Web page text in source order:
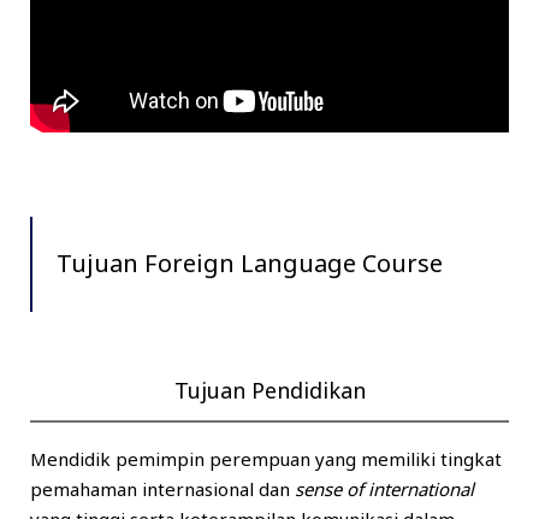
Tujuan Foreign Language Course
Tujuan Pendidikan
Mendidik pemimpin perempuan yang memiliki tingkat
pemahaman internasional dan sense of international